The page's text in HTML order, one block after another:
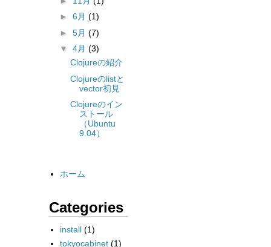
► 6月 (1)
► 5月 (7)
▼ 4月 (3)
Clojureの紹介
Clojureのlistと
vector初見
Clojureのイン
ストール
（Ubuntu
9.04）
ホーム
Categories
install (1)
tokyocabinet (1)